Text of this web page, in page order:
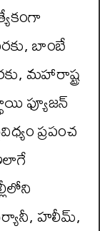
బాంబే
మహారాష్ట్ర
ఫ్యూజన్
ప్రపంచ
హలీమ్,